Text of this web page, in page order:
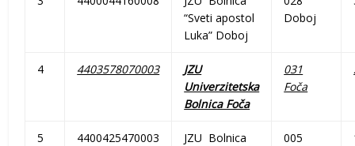
“Sveti apostol
Luka” Doboj
Doboj
4 4403578070003
JZU
Univerzitetska
Bolnica Foča
031
Foča
5 4400425470003
JZU Bolnica
005